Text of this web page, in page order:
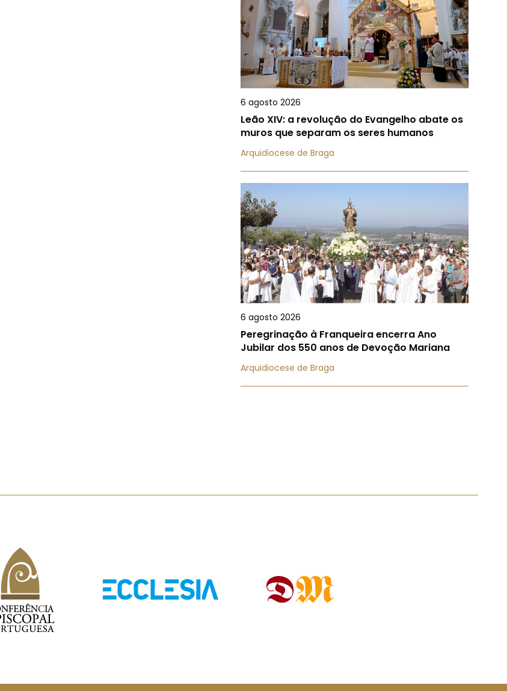
6 agosto 2026
Leão XIV: a revolução do Evangelho abate os
muros que separam os seres humanos
Arquidiocese de Braga
6 agosto 2026
Peregrinação à Franqueira encerra Ano
Jubilar dos 550 anos de Devoção Mariana
Arquidiocese de Braga